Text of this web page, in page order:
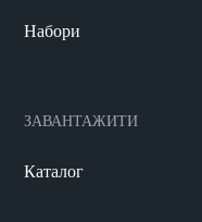
Набори
ЗАВАНТАЖИТИ
Каталог